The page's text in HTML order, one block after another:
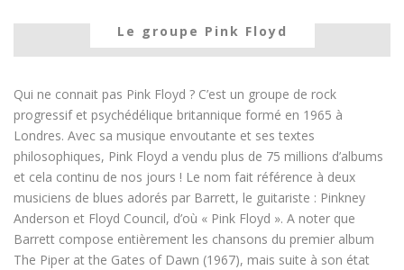
Le groupe Pink Floyd
Qui ne connait pas Pink Floyd ? C’est un groupe de rock
progressif et psychédélique britannique formé en 1965 à
Londres. Avec sa musique envoutante et ses textes
philosophiques, Pink Floyd a vendu plus de 75 millions d’albums
et cela continu de nos jours ! Le nom fait référence à deux
musiciens de blues adorés par Barrett, le guitariste : Pinkney
Anderson et Floyd Council, d’où « Pink Floyd ». A noter que
Barrett compose entièrement les chansons du premier album
The Piper at the Gates of Dawn (1967), mais suite à son état